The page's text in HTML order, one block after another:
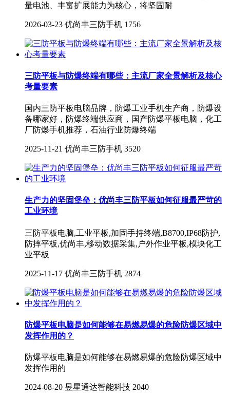
量电池、丰富扩展能力为核心，将坚固耐
2026-03-23 优尚丰三防手机 1756
三防平板与防爆终端有哪些：主流厂家全景解析及核心
考量要素
国内三防平板电脑品牌，防爆工业手机生产商，防爆设
备哪家好，防爆终端供应商，国产防爆平板电脑，化工
厂防爆手机推荐，石油行业防爆终端
2025-11-21 优尚丰三防手机 3520
生产力的坚固堡垒：优尚丰三防平板如何征服最严苛的
工业环境
三防平板电脑,工业平板,加固手持终端,B8700,IP68防护,
防摔平板,优尚丰,移动数据采集,户外作业平板,模块化工
业平板
2025-11-17 优尚丰三防手机 2874
防爆平板电脑是如何能够在易燃易爆的危险防爆区域中
发挥作用的？
防爆平板电脑是如何能够在易燃易爆的危险防爆区域中
发挥作用的
2024-08-20 昱星通达智能科技 2040